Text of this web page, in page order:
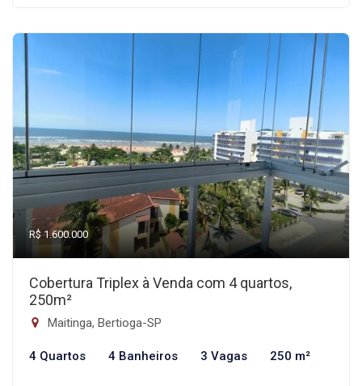
R$ 1.600.000
Cobertura Triplex à Venda com 4 quartos,
250m²
Maitinga, Bertioga-SP
4 Quartos 4 Banheiros 3 Vagas 250 m²